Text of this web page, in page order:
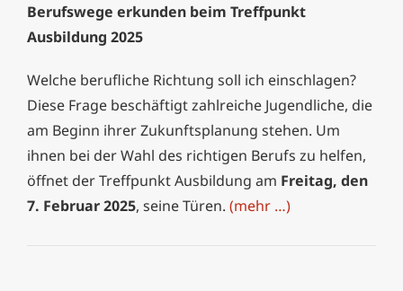
Berufswege erkunden beim Treffpunkt
Ausbildung 2025
Welche berufliche Richtung soll ich einschlagen?
Diese Frage beschäftigt zahlreiche Jugendliche, die
am Beginn ihrer Zukunftsplanung stehen. Um
ihnen bei der Wahl des richtigen Berufs zu helfen,
öffnet der Treffpunkt Ausbildung am Freitag, den
7. Februar 2025, seine Türen. (mehr …)